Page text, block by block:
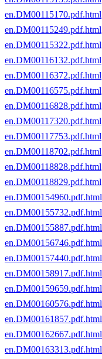
en.DM00115170.pdf.html
en.DM00115249.pdf.html
en.DM00115322.pdf.html
en.DM00116132.pdf.html
en.DM00116372.pdf.html
en.DM00116575.pdf.html
en.DM00116828.pdf.html
en.DM00117320.pdf.html
en.DM00117753.pdf.html
en.DM00118702.pdf.html
en.DM00118828.pdf.html
en.DM00118829.pdf.html
en.DM00154960.pdf.html
en.DM00155732.pdf.html
en.DM00155887.pdf.html
en.DM00156746.pdf.html
en.DM00157440.pdf.html
en.DM00158917.pdf.html
en.DM00159659.pdf.html
en.DM00160576.pdf.html
en.DM00161857.pdf.html
en.DM00162667.pdf.html
en.DM00163313.pdf.html